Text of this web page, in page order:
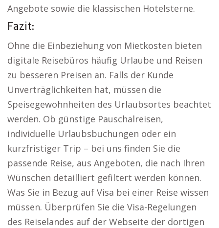
Angebote sowie die klassischen Hotelsterne.
Fazit:
Ohne die Einbeziehung von Mietkosten bieten
digitale Reisebüros häufig Urlaube und Reisen
zu besseren Preisen an. Falls der Kunde
Unverträglichkeiten hat, müssen die
Speisegewohnheiten des Urlaubsortes beachtet
werden. Ob günstige Pauschalreisen,
individuelle Urlaubsbuchungen oder ein
kurzfristiger Trip – bei uns finden Sie die
passende Reise, aus Angeboten, die nach Ihren
Wünschen detailliert gefiltert werden können.
Was Sie in Bezug auf Visa bei einer Reise wissen
müssen. Überprüfen Sie die Visa-Regelungen
des Reiselandes auf der Webseite der dortigen